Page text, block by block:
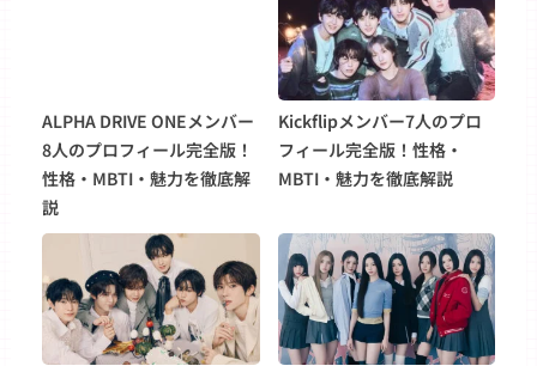
ALPHA DRIVE ONEメンバー
8人のプロフィール完全版！
性格・MBTI・魅力を徹底解
説
Kickflipメンバー7人のプロ
フィール完全版！性格・
MBTI・魅力を徹底解説